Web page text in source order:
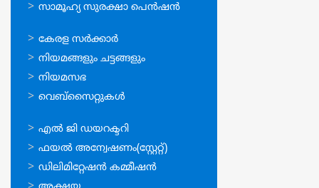
സാമൂഹ്യ സുരക്ഷാ പെന്‍ഷന്‍
ഉപയോഗപ്രദമായ
കണ്ണികള്‍
കേരള സര്‍ക്കാര്‍
നിയമങ്ങളും ചട്ടങ്ങളും
നിയമസഭ
വെബ്സൈറ്റുകള്‍
ഉപയോഗപ്രദമായ
കണ്ണികള്‍
എല്‍ ജി ഡയറക്ടറി
ഫയല്‍ അന്വേഷണം(സ്റ്റേറ്റ്)
ഡിലിമിറ്റേഷന്‍ കമ്മീഷന്‍